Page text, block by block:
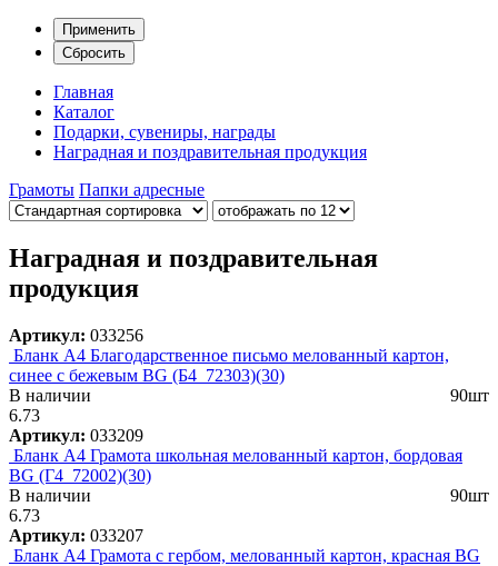
Применить
Сбросить
Главная
Каталог
Подарки, сувениры, награды
Наградная и поздравительная продукция
Грамоты Папки адресные
Наградная и поздравительная
продукция
Артикул: 033256
Бланк А4 Благодарственное письмо мелованный картон,
синее с бежевым BG (Б4_72303)(30)
В наличии
90шт
6.73
Артикул: 033209
Бланк А4 Грамота школьная мелованный картон, бордовая
BG (Г4_72002)(30)
В наличии
90шт
6.73
Артикул: 033207
Бланк А4 Грамота c гербом, мелованный картон, красная BG